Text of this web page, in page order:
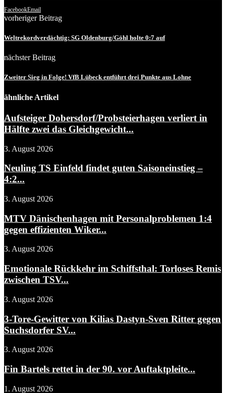
FacebookEmail
vorheriger Beitrag
Weltrekordverdächtig: SG Oldenburg/Göhl holte 0:7 auf
nächster Beitrag
Zweiter Sieg in Folge! VfB Lübeck entführt drei Punkte aus Lohne
ähnliche Artikel
Aufsteiger Dobersdorf/Probsteierhagen verliert in
Hälfte zwei das Gleichgewicht...
3. August 2026
Neuling TS Einfeld findet guten Saisoneinstieg –
4:2...
3. August 2026
MTV Dänischenhagen mit Personalproblemen 1:4
gegen effizienten Wiker...
3. August 2026
Emotionale Rückkehr im Schiffsthal: Torloses Remis
zwischen TSV...
3. August 2026
3-Tore-Gewitter von Kilias Dastyn-Sven Ritter gegen
Suchsdorfer SV...
3. August 2026
Fin Bartels rettet in der 90. vor Auftaktpleite...
1. August 2026